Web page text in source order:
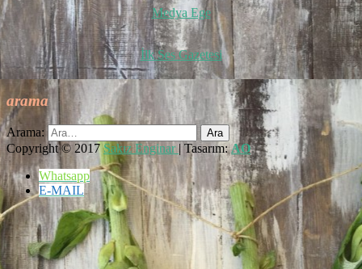
Medya Ege
İlk Ses Gazetesi
arama
Arama:
Copyright © 2017Sakız Enginar | Tasarım:AO
Whatsapp
E-MAIL